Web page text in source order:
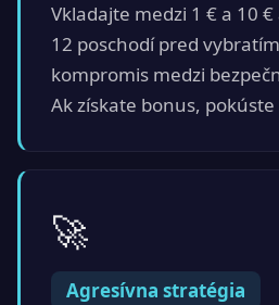
Vkladajte medzi 1 € a 10
12 poschodí pred
kompromis medzi
Ak získate bonus, pokúste
🚀
Agresívna stratégia